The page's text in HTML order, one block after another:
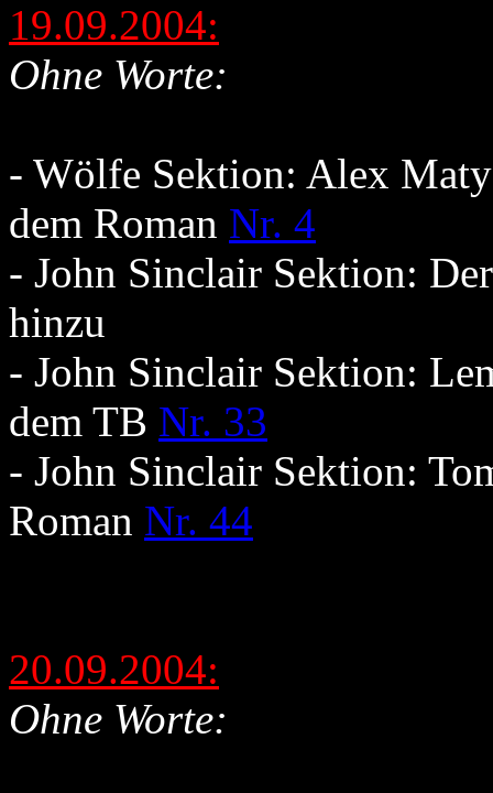
19.09.2004:
Ohne Worte:
- Wölfe Sektion: Alex
dem Roman Nr. 4
- John Sinclair Sektion:
hinzu
- John Sinclair Sektion:
dem TB Nr. 33
- John Sinclair Sektion:
Roman Nr. 44
20.09.2004:
Ohne Worte: